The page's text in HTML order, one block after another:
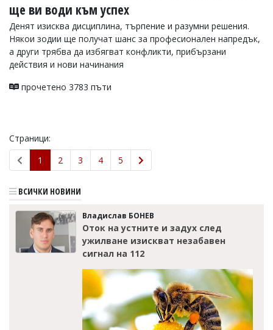
ще ви води към успех
Денят изисква дисциплина, търпение и разумни решения.
Някои зодии ще получат шанс за професионален напредък,
а други трябва да избягват конфликти, прибързани
действия и нови начинания
прочетено 3783 пъти
Страници:
1
2 3 4 5
ВСИЧКИ НОВИНИ
Владислав БОНЕВ
Оток на устните и задух след
ужилване изискват незабавен
сигнал на 112